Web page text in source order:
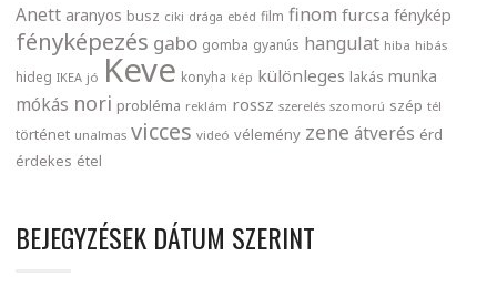
Anett aranyos busz ciki drága ebéd film finom furcsa fénykép
fényképezés gabo gomba gyanús hangulat hiba hibás
hideg IKEA jó Keve konyha kép különleges lakás munka
mókás nori probléma reklám rossz szerelés szomorú szép tél
történet unalmas vicces videó vélemény zene átverés érd
érdekes étel
BEJEGYZÉSEK DÁTUM SZERINT